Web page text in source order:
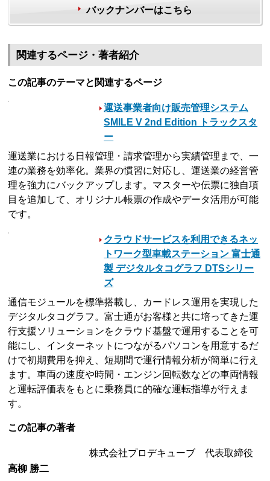
バックナンバーはこちら
関連するページ・著者紹介
この記事のテーマと関連するページ
運送事業者向け販売管理システム
SMILE V 2nd Edition トラックスタ
ー
運送業における日報管理・請求管理から実績管理まで、一
連の業務を効率化。業界の慣習に対応し、運送業の経営管
理を強力にバックアップします。マスターや伝票に独自項
目を追加して、オリジナル帳票の作成やデータ活用が可能
です。
クラウドサービスを利用できるネッ
トワーク型車載ステーション 富士通
製 デジタルタコグラフ DTSシリー
ズ
通信モジュールを標準搭載し、カードレス運用を実現した
デジタルタコグラフ。富士通がお客様と共に培ってきた運
行支援ソリューションをクラウド基盤で運用することを可
能にし、インターネットにつながるパソコンを用意するだ
けで初期費用を抑え、短期間で運行情報分析が簡単に行え
ます。車両の速度や時間・エンジン回転数などの車両情報
と運転評価表をもとに乗務員に的確な運転指導が行えま
す。
この記事の著者
株式会社プロデキューブ 代表取締役
高柳 勝二